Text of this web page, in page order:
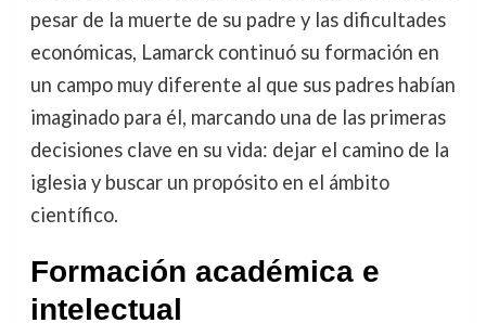
pesar de la muerte de su padre y las dificultades
económicas, Lamarck continuó su formación en
un campo muy diferente al que sus padres habían
imaginado para él, marcando una de las primeras
decisiones clave en su vida: dejar el camino de la
iglesia y buscar un propósito en el ámbito
científico.
Formación académica e
intelectual